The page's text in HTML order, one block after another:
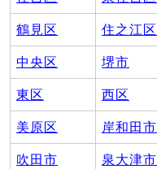
鶴見区 住之江区
中央区 堺市
東区 西区
美原区 岸和田市
吹田市 泉大津市